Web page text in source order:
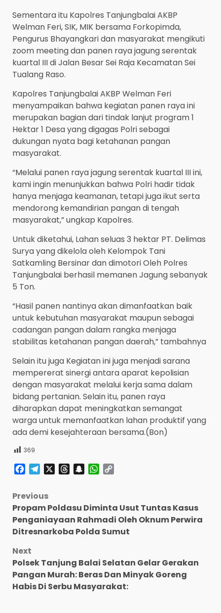
Sementara itu Kapolres Tanjungbalai AKBP
Welman Feri, SIK, MIK bersama Forkopimda,
Pengurus Bhayangkari dan masyarakat mengikuti
zoom meeting dan panen raya jagung serentak
kuartal III di Jalan Besar Sei Raja Kecamatan Sei
Tualang Raso.
Kapolres Tanjungbalai AKBP Welman Feri
menyampaikan bahwa kegiatan panen raya ini
merupakan bagian dari tindak lanjut program 1
Hektar 1 Desa yang digagas Polri sebagai
dukungan nyata bagi ketahanan pangan
masyarakat.
“Melalui panen raya jagung serentak kuartal III ini,
kami ingin menunjukkan bahwa Polri hadir tidak
hanya menjaga keamanan, tetapi juga ikut serta
mendorong kemandirian pangan di tengah
masyarakat,” ungkap Kapolres.
Untuk diketahui, Lahan seluas 3 hektar PT. Delimas
Surya yang dikelola oleh Kelompok Tani
Satkamling Bersinar dan dimotori Oleh Polres
Tanjungbalai berhasil memanen Jagung sebanyak
5 Ton.
“Hasil panen nantinya akan dimanfaatkan baik
untuk kebutuhan masyarakat maupun sebagai
cadangan pangan dalam rangka menjaga
stabilitas ketahanan pangan daerah,” tambahnya
Selain itu juga Kegiatan ini juga menjadi sarana
mempererat sinergi antara aparat kepolisian
dengan masyarakat melalui kerja sama dalam
bidang pertanian. Selain itu, panen raya
diharapkan dapat meningkatkan semangat
warga untuk memanfaatkan lahan produktif yang
ada demi kesejahteraan bersama.(Bon)
369
Facebook
TelegramThreadsSnapchatWhatsApp
Post
navigation
Previous
Propam Poldasu Diminta Usut Tuntas Kasus
Penganiayaan Rahmadi Oleh Oknum Perwira
Ditresnarkoba Polda Sumut
Next
Polsek Tanjung Balai Selatan Gelar Gerakan
Pangan Murah: Beras Dan Minyak Goreng
Habis Di Serbu Masyarakat: